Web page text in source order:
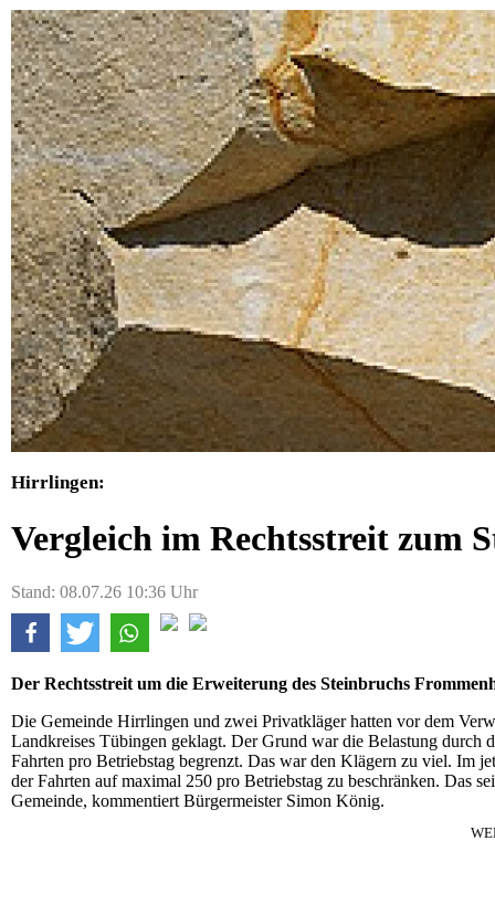
Hirrlingen:
Vergleich im Rechtsstreit zum
Stand: 08.07.26 10:36 Uhr
Der Rechtsstreit um die Erweiterung des Steinbruchs
Die Gemeinde Hirrlingen und zwei Privatkläger hatten vor dem
Landkreises Tübingen geklagt. Der Grund war die Belastung
Fahrten pro Betriebstag begrenzt. Das war den Klägern zu viel. Im
der Fahrten auf maximal 250 pro Betriebstag zu beschränken. Das
Gemeinde, kommentiert Bürgermeister Simon König.